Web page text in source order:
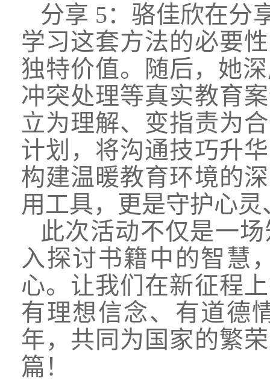
分享 5：骆佳欣在分
学习这套方法的必要
独特价值。随后，她
冲突处理等真实教育
立为理解、变指责为
计划，将沟通技巧升
构建温暖教育环境的
用工具，更是守护心
此次活动不仅是一
入探讨书籍中的智慧
心。让我们在新征程
有理想信念、有道德
年，共同为国家的繁
篇！